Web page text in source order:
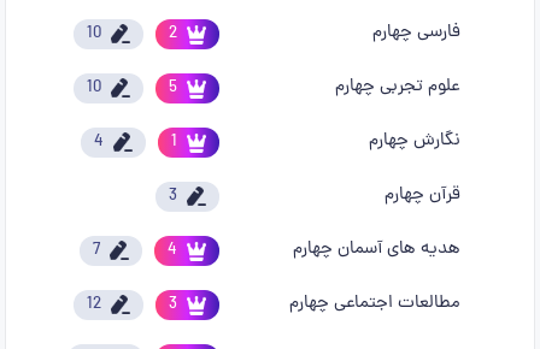
فارسی چهارم 2
10
علوم تجربی چهارم 5
10
نگارش چهارم 1
4
قرآن چهارم 3
هدیه های آسمان چهارم 4
7
مطالعات اجتماعی چهارم 3
12